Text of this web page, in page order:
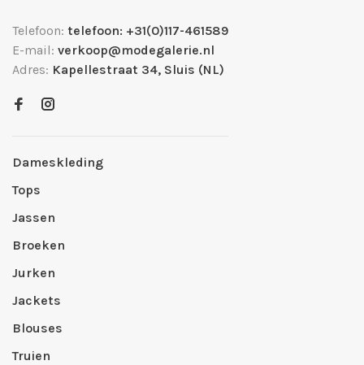
Telefoon: telefoon: +31(0)117-461589
E-mail: verkoop@modegalerie.nl
Adres: Kapellestraat 34, Sluis (NL)
Dameskleding
Tops
Jassen
Broeken
Jurken
Jackets
Blouses
Truien